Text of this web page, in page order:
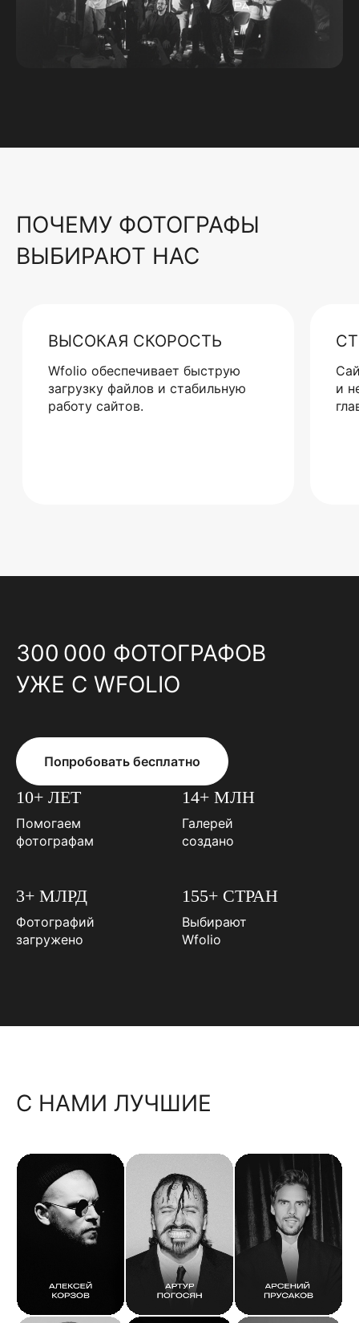
ПОЧЕМУ ФОТОГРАФЫ
ВЫБИРАЮТ НАС
ВЫСОКАЯ СКОРОСТЬ
Wfolio обеспечивает быструю
загрузку файлов и стабильную
работу сайтов.
и
300 000 ФОТОГРАФОВ
УЖЕ С WFOLIO
Попробовать бесплатно
10+ ЛЕТ
Помогаем
фотографам
14+ МЛН
Галерей
создано
3+ МЛРД
Фотографий
загружено
155+ СТРАН
Выбирают
Wfolio
С НАМИ ЛУЧШИЕ